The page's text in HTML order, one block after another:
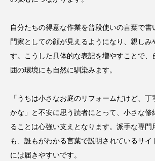
自分たちの得意な作業を普段使いの言葉で書
門家としての顔が見えるようになり、親しみ
す。こうした具体的な表記を増やすことで、
囲の環境にも自然に馴染みます。
「うちは小さなお庭のリフォームだけど、
かな」と不安に思う読者にとって、小さな修
ることは心強い支えとなります。派手な専門
も、誰もがわかる言葉で説明されているサイ
には届きやすいです。